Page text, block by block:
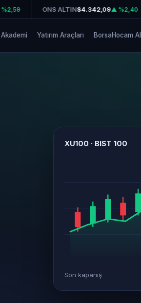
ONS ALTIN$4.342,09▲ %2,40
Akademi Yatırım Araçları BorsaHocam AI
XU100 · BIST 100
Son kapanış